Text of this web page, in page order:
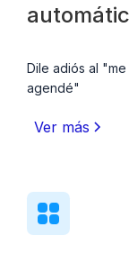
Dile adiós al
agendé"
Ver más